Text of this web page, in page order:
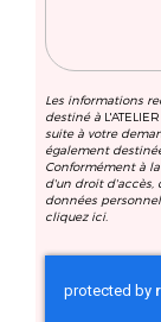
Les informations
destiné à
suite à votre
également
Conformément à
d'un droit d'accès,
données
cliquez ici.